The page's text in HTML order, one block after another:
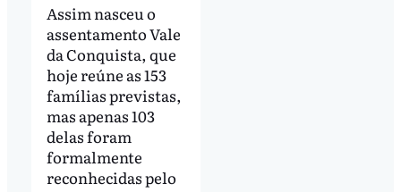
Assim nasceu o
assentamento Vale
da Conquista, que
hoje reúne as 153
famílias previstas,
mas apenas 103
delas foram
formalmente
reconhecidas pelo